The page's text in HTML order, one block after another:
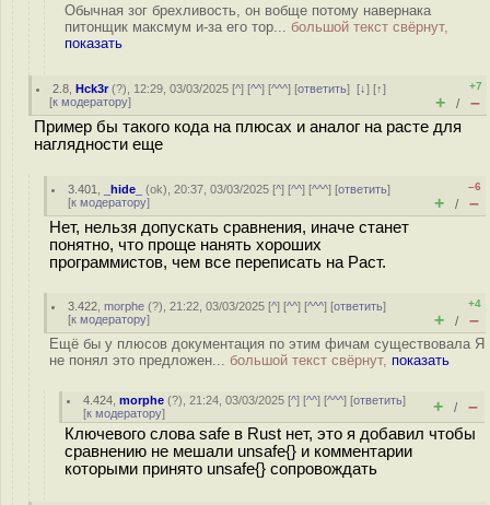
Обычная зог брехливость, он вобще потому навернака
питонщик максмум и-за его тор... большой текст свёрнут,
показать
2.8 ,Hck3r(?), 12:29, 03/03/2025 [^] [^^] [^^^] [ответить][↓] [↑]
[к модератору]
+7
+ / –
Пример бы такого кода на плюсах и аналог на расте для
наглядности еще
3.401 _hide_ (ok), 20:37, 03/03/2025 [^] [^^] [^^^] [ответить]
[к модератору]
–6
+ / –
Нет, нельзя допускать сравнения, иначе станет
понятно, что проще нанять хороших
программистов, чем все переписать на Раст.
3.422 ,morphe (?), 21:22, 03/03/2025 [^] [^^] [^^^] [ответить]
[к модератору]
+4
+ / –
Ещё бы у плюсов документация по этим фичам существовала Я
не понял это предложен... большой текст свёрнут, показать
4.424 ,morphe (?), 21:24, 03/03/2025 [^] [^^] [^^^] [ответить]
[к модератору] + / –
Ключевого слова safe в Rust нет, это я добавил чтобы
сравнению не мешали unsafe{} и комментарии
которыми принято unsafe{} сопровождать